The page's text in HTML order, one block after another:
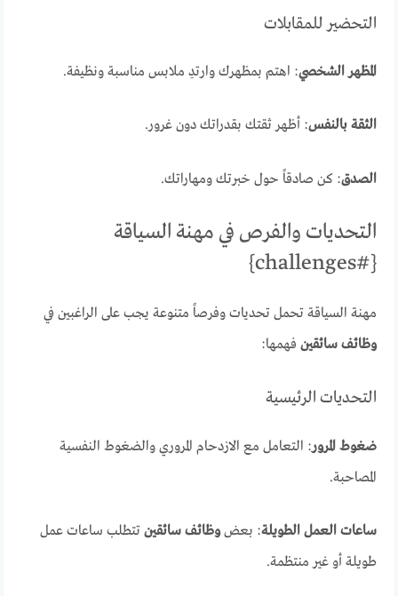
التحضير للمقابلات
المظهر الشخصي: اهتم بمظهرك وارتدِ ملابس مناسبة ونظيفة.
الثقة بالنفس: أظهر ثقتك بقدراتك دون غرور.
الصدق: كن صادقاً حول خبرتك ومهاراتك.
التحديات والفرص في مهنة السياقة
{#challenges}
مهنة السياقة تحمل تحديات وفرصاً متنوعة يجب على الراغبين في
وظائف سائقين فهمها:
التحديات الرئيسية
ضغوط المرور: التعامل مع الازدحام المروري والضغوط النفسية
المصاحبة.
ساعات العمل الطويلة: بعضوظائف سائقين تتطلب ساعات عمل
طويلة أو غير منتظمة.